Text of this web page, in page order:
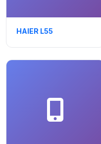
HAIER L55